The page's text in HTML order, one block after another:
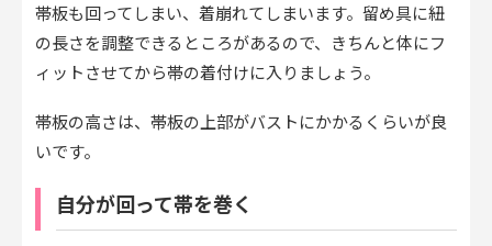
帯板も回ってしまい、着崩れてしまいます。留め具に紐
の長さを調整できるところがあるので、きちんと体にフ
ィットさせてから帯の着付けに入りましょう。
帯板の高さは、帯板の上部がバストにかかるくらいが良
いです。
自分が回って帯を巻く